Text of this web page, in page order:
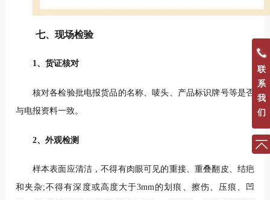
七、现场检验
1、货证核对
核对各检验批电报货品的名称、唛头、产品标识牌号等是否
与电报资料一致。
2、外观检测
样本表面应清洁，不得有肉眼可见的重接、重叠翻皮、结疤
和夹杂;不得有深度或高度大于3mm的划痕、擦伤、压痕、凹
联
系
我
们